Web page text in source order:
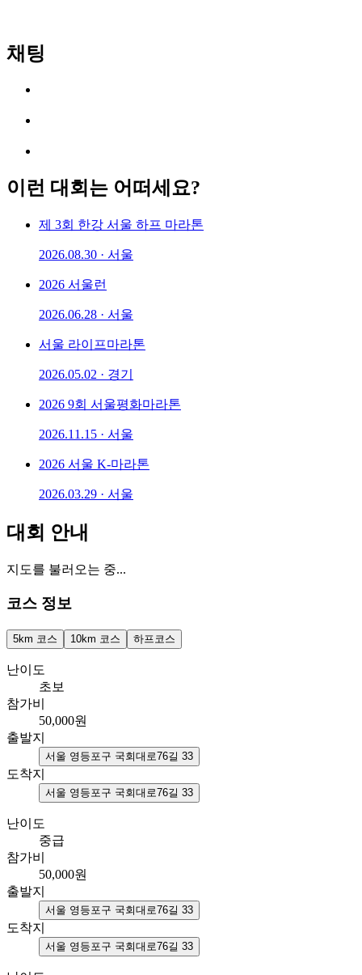
채팅
이런 대회는 어떠세요?
제 3회 한강 서울 하프 마라톤
2026.08.30 · 서울
2026 서울런
2026.06.28 · 서울
서울 라이프마라톤
2026.05.02 · 경기
2026 9회 서울평화마라톤
2026.11.15 · 서울
2026 서울 K-마라톤
2026.03.29 · 서울
대회 안내
지도를 불러오는 중...
코스 정보
5km 코스 10km 코스 하프코스
난이도
초보
참가비
50,000원
출발지
서울 영등포구 국회대로76길 33
도착지
서울 영등포구 국회대로76길 33
난이도
중급
참가비
50,000원
출발지
서울 영등포구 국회대로76길 33
도착지
서울 영등포구 국회대로76길 33